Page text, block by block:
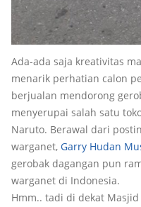
Ada-ada saja kreativitas
menarik perhatian calon
berjualan mendorong
menyerupai salah satu
Naruto. Berawal dari
warganet, Garry Hudan
gerobak dagangan pun
warganet di Indonesia.
Hmm.. tadi di dekat